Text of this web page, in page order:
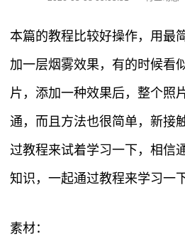
本篇的教程比较好操作，用最
加一层烟雾效果，有的时候看
片，添加一种效果后，整个照
通，而且方法也很简单，新接
过教程来试着学习一下，相信
知识，一起通过教程来学习一
素材：